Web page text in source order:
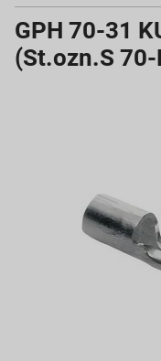
GPH 70-31
(St.ozn.S